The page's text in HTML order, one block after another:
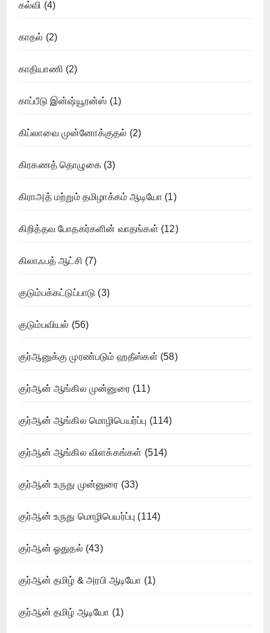
கல்வி (4)
காதல் (2)
காதியாணி (2)
காப்பீடு இன்ஷ்யூரன்ஸ் (1)
கிப்லாவை முன்னோக்குதல் (2)
கிரகணத் தொழுகை(3)
கிராஅத் மற்றும் தமிழாக்கம் ஆடியோ (1)
கிறித்தவ போதகர்களின் வாதங்கள் (12)
கிலாஃபத் ஆட்சி (7)
குடும்பக்கட்டுப்பாடு (3)
குடும்பவியல் (56)
குர்ஆனுக்கு முரண்படும் ஹதீஸ்கள் (58)
குர்ஆன் ஆங்கில முன்னுரை(11)
குர்ஆன் ஆங்கில மொழிபெயர்ப்பு (114)
குர்ஆன் ஆங்கில விளக்கங்கள் (514)
குர்ஆன் உருது முன்னுரை (33)
குர்ஆன் உருது மொழிபெயர்ப்பு (114)
குர்ஆன் ஓதுதல் (43)
குர்ஆன் தமிழ் & அரபி ஆடியோ (1)
குர்ஆன் தமிழ் ஆடியோ (1)